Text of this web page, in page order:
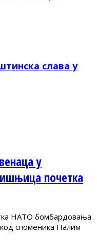
слава у
у
почетка
НАТО бомбардовања
код споменика Палим